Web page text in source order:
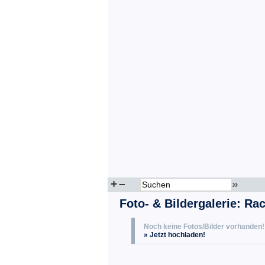
+– »
Foto- & Bildergalerie:
Noch keine Fotos/Bilder vorhanden!
» Jetzt hochladen!